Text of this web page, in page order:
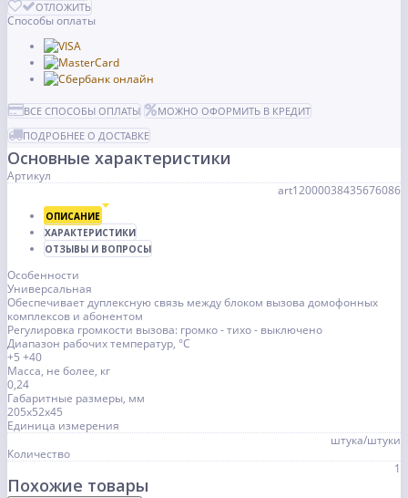
ОТЛОЖИТЬ
Способы оплаты
ВСЕ СПОСОБЫ ОПЛАТЫ
МОЖНО ОФОРМИТЬ В КРЕДИТ
ПОДРОБНЕЕ О ДОСТАВКЕ
Основные характеристики
Артикул
art12000038435676086
ОПИСАНИЕ
ХАРАКТЕРИСТИКИ
ОТЗЫВЫ И ВОПРОСЫ
Особенности
Универсальная
Обеспечивает дуплексную связь между блоком вызова домофонных
комплексов и абонентом
Регулировка громкости вызова: громко - тихо - выключено
Диапазон рабочих температур, °С
+5 +40
Масса, не более, кг
0,24
Габаритные размеры, мм
205х52х45
Единица измерения
штука/штуки
Количество
1
Похожие товары